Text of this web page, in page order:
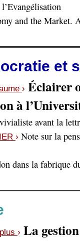
and the Market.
et
› Éclairer
à
avant la
› Note sur la
dans la fabrique
› La